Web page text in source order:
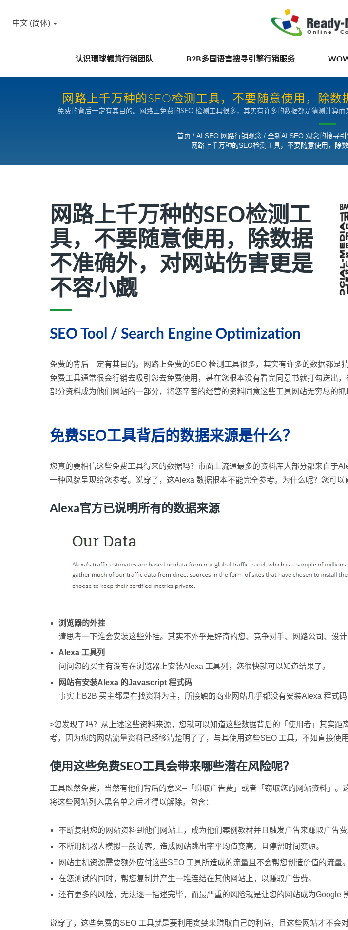
认识環球暢貨行销团队 B2B多国语言搜寻引擎行销服务
中文 (简体)
网路上千万种的SEO检测工具，不要随意使用，除
SEO观念的搜寻引
免费的背后一定有其目的。网路上免费的SEO 检测工具很多，其实有许多的数据都是猜测计算
苦的经营的资料同意这些工具网站无穷尽
首页 / AI SEO 网路行销观念 / 全新AI SEO 观念的搜寻
网路上千万种的SEO检测工具，不要随意使用，除
网路上千万种的SEO检测工
具，不要随意使用，除数据
不准确外，对网站伤害更是
不容小觑
SEO Tool / Search Engine Optimization
免费的背后一定有其目的。网路上免费的SEO 检测工具很多，其实有许多的数据都是
免费工具通常很会行销去吸引您去免费使用，甚在您根本没有看完同意书就打勾送出
部分资料成为他们网站的一部分，将您辛苦的经营的资料同意这些工具网站无穷尽的抓
免费SEO工具背后的数据来源是什么？
您真的要相信这些免费工具得来的数据吗？市面上流通最多的资料库大部分都来自于
一种风貌呈现给您参考。说穿了，这Alexa 数据根本不能完全参考。为什么呢？您可
Alexa官方已说明所有的数据来源
浏览器的外挂
请思考一下谁会安装这些外挂。其实不外乎是好奇的您、竞争对手、网路公司、设计
Alexa 工具列
问问您的买主有没有在浏览器上安装Alexa 工具列，您很快就可以知道结果了。
网站有安装Alexa 的Javascript 程式码
事实上B2B 买主都是在找资料为主，所接触的商业网站几乎都没有安装Alexa 程式码
>您发现了吗？从上述这些资料来源，您就可以知道这些数据背后的「使用者」其实
考，因为您的网站流量资料已经够清楚明了了，与其使用这些SEO 工具，不如直接使
使用这些免费SEO工具会带来哪些潜在风险呢？
工具既然免费，当然有他们背后的意义–「赚取广吿费」或者「窃取您的网站资料」
将这些网站列入黑名单之后才得以解除。包含：
不断复制您的网站资料到他们网站上，成为他们案例教材并且触发广吿来赚取广吿费
不断用机器人模拟一般访客，造成网站跳出率平均值变高，且停留时间变短。
网站主机资源需要额外应付这些SEO 工具所造成的流量且不会帮您创造价值的流量。
在您测试的同时，帮您复制并产生一堆连结在其他网站上，以赚取广吿费。
还有更多的风险，无法逐一描述完毕，而最严重的风险就是让您的网站成为Google
说穿了，这些免费的SEO 工具就是要利用贪婪来赚取自己的利益，且这些网站才不会